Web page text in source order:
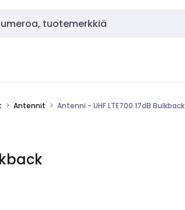
Antennit Antenni - UHF LTE700 17dB Bulkback